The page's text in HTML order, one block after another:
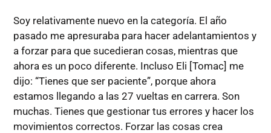
Soy relativamente nuevo en la categoría. El año
pasado me apresuraba para hacer adelantamientos y
a forzar para que sucedieran cosas, mientras que
ahora es un poco diferente. Incluso Eli [Tomac] me
dijo: “Tienes que ser paciente”, porque ahora
estamos llegando a las 27 vueltas en carrera. Son
muchas. Tienes que gestionar tus errores y hacer los
movimientos correctos. Forzar las cosas crea